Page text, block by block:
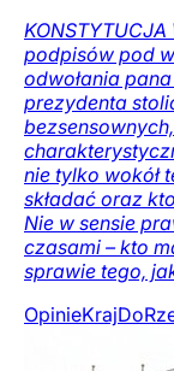
KONSTYTUCJA
podpisów pod
odwołania
prezydenta
nie tylko wokół
składać oraz
Nie w sensie
czasami – kto
sprawie tego,
OpinieKraj